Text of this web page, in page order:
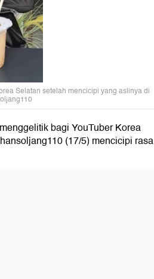
Selatan setelah mencicipi yang aslinya di
bagi YouTuber Korea
(17/5) mencicipi rasa